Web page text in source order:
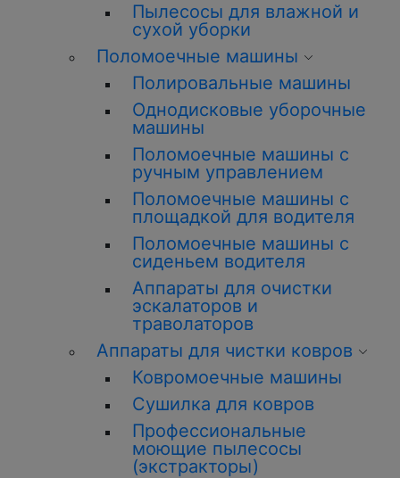
Пылесосы для влажной и
сухой уборки
Поломоечные машины
Полировальные машины
Однодисковые уборочные
машины
Поломоечные машины с
ручным управлением
Поломоечные машины с
площадкой для водителя
Поломоечные машины с
сиденьем водителя
Аппараты для очистки
эскалаторов и
траволаторов
Аппараты для чистки ковров
Ковромоечные машины
Сушилка для ковров
Профессиональные
моющие пылесосы
(экстракторы)